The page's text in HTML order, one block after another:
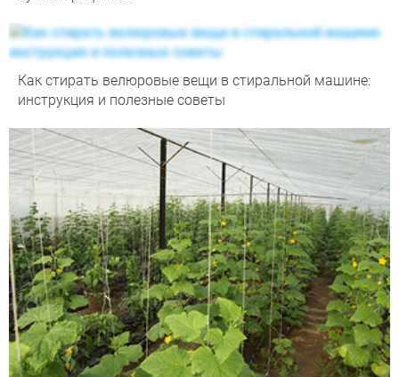
Как стирать велюровые вещи в стиральной машине:
инструкция и полезные советы